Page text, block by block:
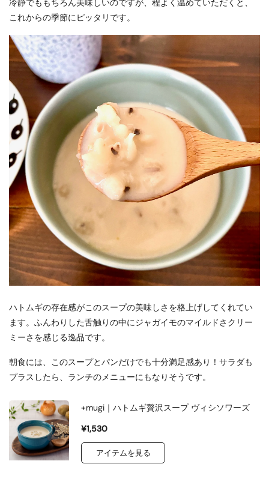
冷静でももちろん美味しいのですが、程よく温めていただくと、
これからの季節にピッタリです。
ハトムギの存在感がこのスープの美味しさを格上げしてくれてい
ます。ふんわりした舌触りの中にジャガイモのマイルドさクリー
ミーさを感じる逸品です。
朝食には、このスープとパンだけでも十分満足感あり！サラダも
プラスしたら、ランチのメニューにもなりそうです。
+mugi｜ハトムギ贅沢スープ ヴィシソワーズ
¥1,530
アイテムを見る